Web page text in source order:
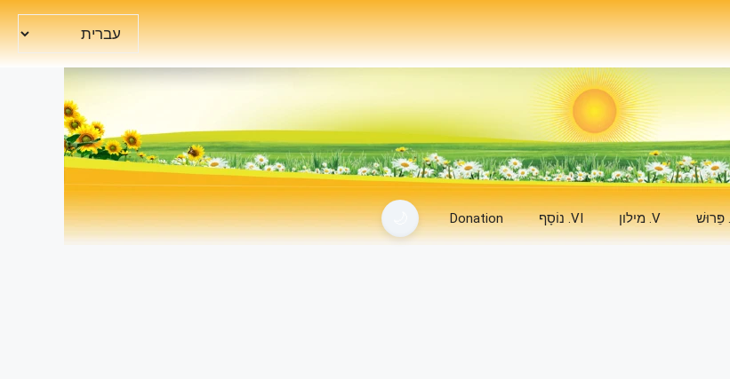
בחירת
שפה
V. מילון VI. נוֹסָף Donation